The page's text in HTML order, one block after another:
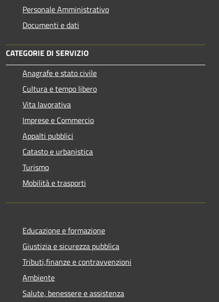
Personale Amministrativo
Documenti e dati
CATEGORIE DI SERVIZIO
Anagrafe e stato civile
Cultura e tempo libero
Vita lavorativa
Imprese e Commercio
Appalti pubblici
Catasto e urbanistica
Turismo
Mobilità e trasporti
Educazione e formazione
Giustizia e sicurezza pubblica
Tributi,finanze e contravvenzioni
Ambiente
Salute, benessere e assistenza